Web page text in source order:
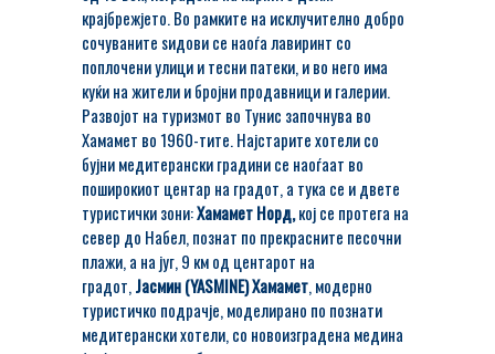
крајбрежјето. Во рамките на исклучително добро
сочуваните sидови се наоѓа лавиринт со
поплочени улици и тесни патеки, и во него има
куќи на жители и бројни продавници и галерии.
Развојот на туризмот во Тунис започнува во
Хамамет во 1960-тите. Најстарите хотели со
бујни медитерански градини се наоѓаат во
поширокиот центар на градот, а тука се и двете
туристички зони:Хамамет Норд,кој се протега на
север до Набел, познат по прекрасните песочни
плажи, а на југ, 9 км од центарот на
градот,Јасмин (YASMINE) Хамамет, модерно
туристичко подрачје, моделирано по познати
медитерански хотели, со новоизградена медина